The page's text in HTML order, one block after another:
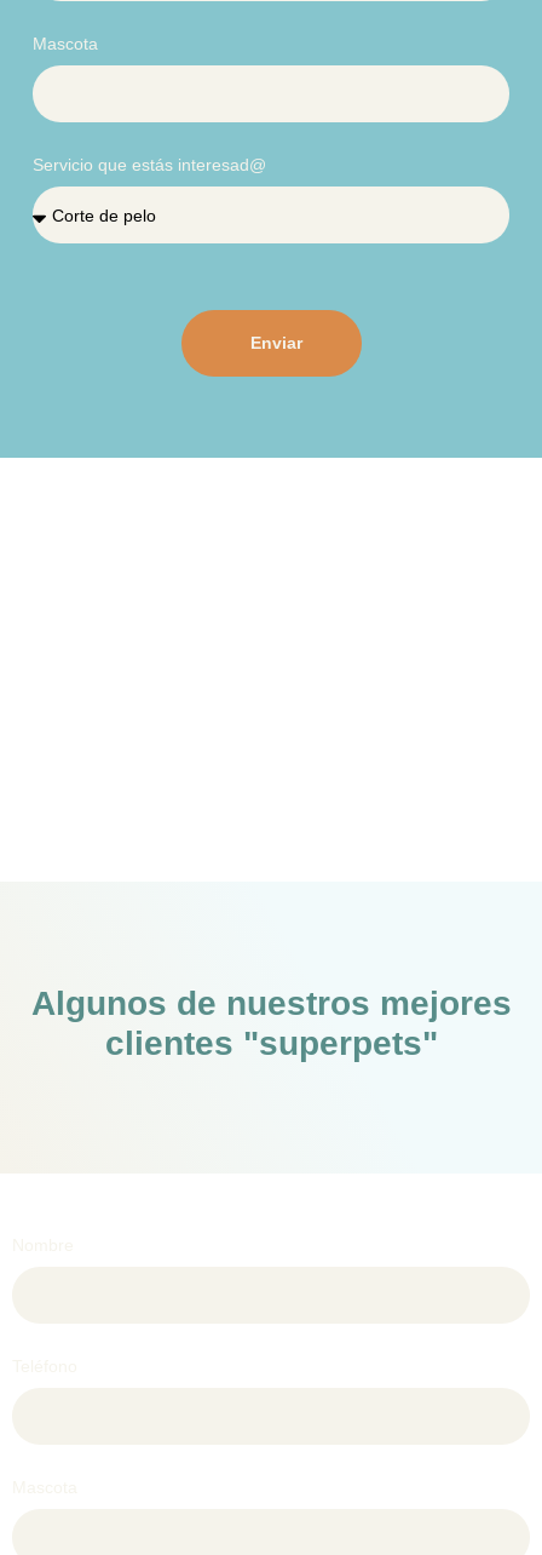
Mascota
Servicio que estás interesad@
Enviar
Algunos de nuestros mejores
clientes "superpets"